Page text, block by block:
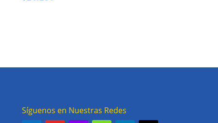
Síguenos en Nuestras Redes